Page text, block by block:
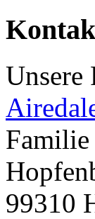
Unsere
Familie
99310